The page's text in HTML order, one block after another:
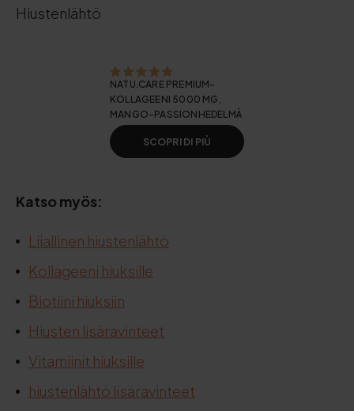
Hiustenlähtö
NATU.CARE PREMIUM-
KOLLAGEENI 5000 MG,
MANGO-PASSIONHEDELMÄ
SCOPRI DI PIÙ
Katso myös:
Liiallinen hiustenlähtö
Kollageeni hiuksille
Biotiini hiuksiin
Hiusten lisäravinteet
Vitamiinit hiuksille
hiustenlähtö lisäravinteet